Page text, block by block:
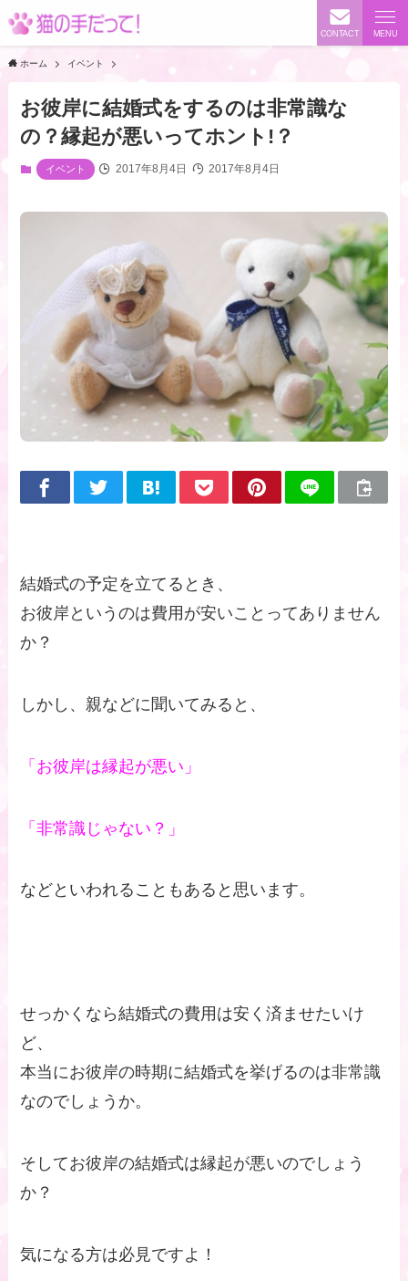
CONTACT MENU
ホーム イベント
お彼岸に結婚式をするのは非常識な
の？縁起が悪いってホント!？
イベント 2017年8月4日 2017年8月4日
結婚式の予定を立てるとき、
お彼岸というのは費用が安いことってありません
か？
しかし、親などに聞いてみると、
「お彼岸は縁起が悪い」
「非常識じゃない？」
などといわれることもあると思います。
せっかくなら結婚式の費用は安く済ませたいけ
ど、
本当にお彼岸の時期に結婚式を挙げるのは非常識
なのでしょうか。
そしてお彼岸の結婚式は縁起が悪いのでしょう
か？
気になる方は必見ですよ！